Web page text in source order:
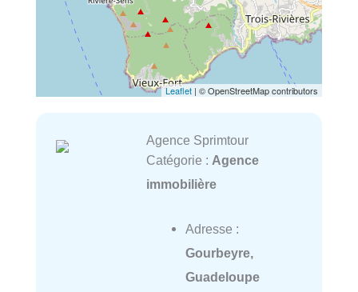
Leaflet | © OpenStreetMap contributors
Agence Sprimtour
Catégorie : Agence
immobilière
Adresse :
Gourbeyre,
Guadeloupe